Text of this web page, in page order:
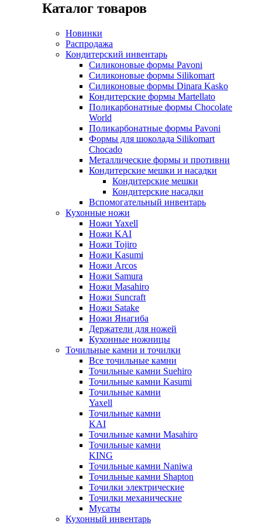
Каталог товаров
Новинки
Распродажа
Кондитерский инвентарь
Силиконовые формы Pavoni
Силиконовые формы Silikomart
Силиконовые формы Dinara Kasko
Кондитерские формы Martellato
Поликарбонатные формы Chocolate
World
Поликарбонатные формы Pavoni
Формы для шоколада Silikomart
Chocado
Металлические формы и противни
Кондитерские мешки и насадки
Кондитерские мешки
Кондитерские насадки
Вспомогательный инвентарь
Кухонные ножи
Ножи Yaxell
Ножи KAI
Ножи Tojiro
Ножи Kasumi
Ножи Arcos
Ножи Samura
Ножи Masahiro
Ножи Suncraft
Ножи Satake
Ножи Янагиба
Держатели для ножей
Кухонные ножницы
Точильные камни и точилки
Все точильные камни
Точильные камни Suehiro
Точильные камни Kasumi
Точильные камни
Yaxell
Точильные камни
KAI
Точильные камни Masahiro
Точильные камни
KING
Точильные камни Naniwa
Точильные камни Shapton
Точилки электрические
Точилки механические
Мусаты
Кухонный инвентарь